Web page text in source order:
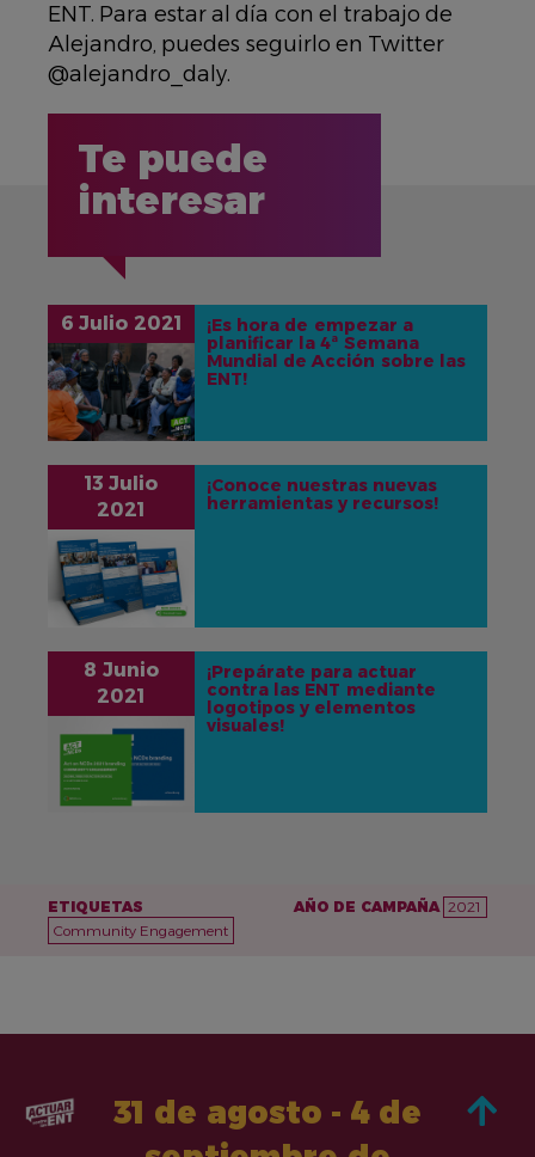
ENT. Para estar al día con el trabajo de
Alejandro, puedes seguirlo en Twitter
@alejandro_daly.
Te puede
interesar
6 Julio 2021
IMAGEN
¡Es hora de empezar a
planificar la 4ª Semana
Mundial de Acción sobre las
ENT!
13 Julio
2021
IMAGEN
¡Conoce nuestras nuevas
herramientas y recursos!
8 Junio
2021
IMAGEN
¡Prepárate para actuar
contra las ENT mediante
logotipos y elementos
visuales!
ETIQUETAS
Community Engagement
AÑO DE CAMPAÑA 2021
31 de agosto - 4 de